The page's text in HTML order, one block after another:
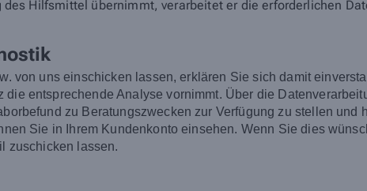
Hilfsmittel übernimmt, verarbeitet er die erforderlichen
von uns einschicken lassen, erklären Sie sich damit
entsprechende Analyse vornimmt. Über die
zu Beratungszwecken zur Verfügung zu stellen und
Sie in Ihrem Kundenkonto einsehen. Wenn Sie dies
zuschicken lassen.